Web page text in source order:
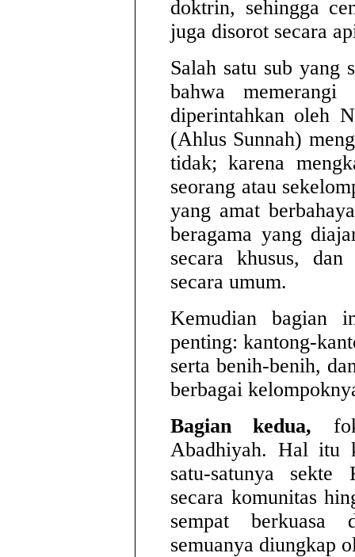
doktrin, sehingga
juga disorot secara
Salah satu sub yang
bahwa memerangi
diperintahkan oleh
(Ahlus Sunnah)
tidak; karena
seorang atau
yang amat
beragama yang
secara khusus,
secara umum.
Kemudian bagian
penting: kantong-
serta benih-benih,
berbagai
Bagian kedua,
Abadhiyah. Hal itu
satu-satunya
secara komunitas
sempat berkuasa
semuanya diungkap